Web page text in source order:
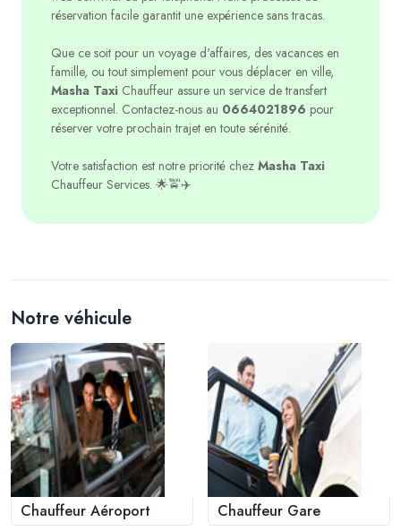
réservation facile garantit une expérience sans tracas.
Que ce soit pour un voyage d'affaires, des vacances en
famille, ou tout simplement pour vous déplacer en ville,
Masha Taxi Chauffeur assure un service de transfert
exceptionnel. Contactez-nous au 0664021896 pour
réserver votre prochain trajet en toute sérénité.
Votre satisfaction est notre priorité chez Masha Taxi
Chauffeur Services. 🌟🚖✈️
Notre véhicule
Chauffeur Aéroport Chauffeur Gare